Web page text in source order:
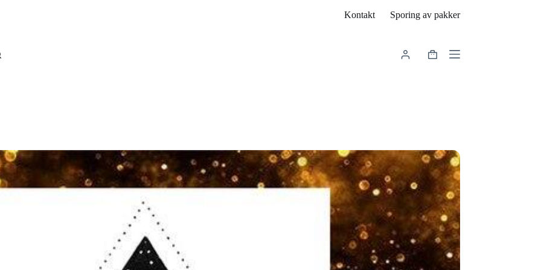
Kontakt Sporing av pakker
Handlekurv